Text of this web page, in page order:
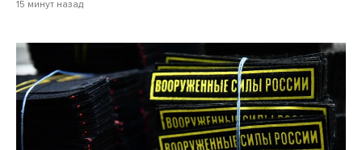
15 минут назад